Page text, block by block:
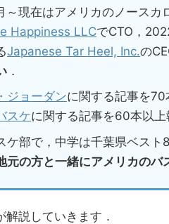
～現在はアメリカのノースカ
Happiness LLCでCTO，
Japanese Tar Heel, Inc.の
．
ジョーダンに関する記事を70
スケに関する記事を60本以上
ケ部で，中学は千葉県ベスト
元の方と一緒にアメリカのバ
解説していきます．